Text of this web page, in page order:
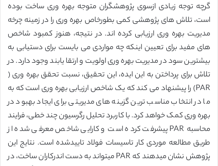
گرچه توجه زیادی ازسوی پژوهشگران متوجه بهره وری ساخت بوده
است، تلاش های پژوهشی کمی بطورخاص بهره وری را در زمینه چرخه
مدیریت بهره وری ارزیابی کرده اند. در نتیجه، هنوز کمبود شاخص
های مفید برای تعیین اینکه چه مواردی می بایست برای دستیابی به
بیشترین سود در مدیریت بهره وری اولویت و ارتقا یابند وجود دارد. در
تلاش برای پرداختن به این ایده، این تحقیق، نسبت تحقق بهره وری (
PAR) را پیشنهاد می کند که یک شاخص ارزیابی بهره وری است که به
ما در انتخاب مناسب ترین گزینه های مدیریتی برای ایجاد بهبود در
بهره وری کمک خواهد کرد. با کاربرد تحلیل رگرسیون چند خطی، فرایند
محاسبه PAR پیشرفت کرده است و کارایی شاخص معرفی شده از
طریق مطالعه موردی کار تاسیسات فولاد تاییدشده است. نتایج این
پژوهش نشان میدهند که PAR میتواند به دست اندرکاران ساخت، در